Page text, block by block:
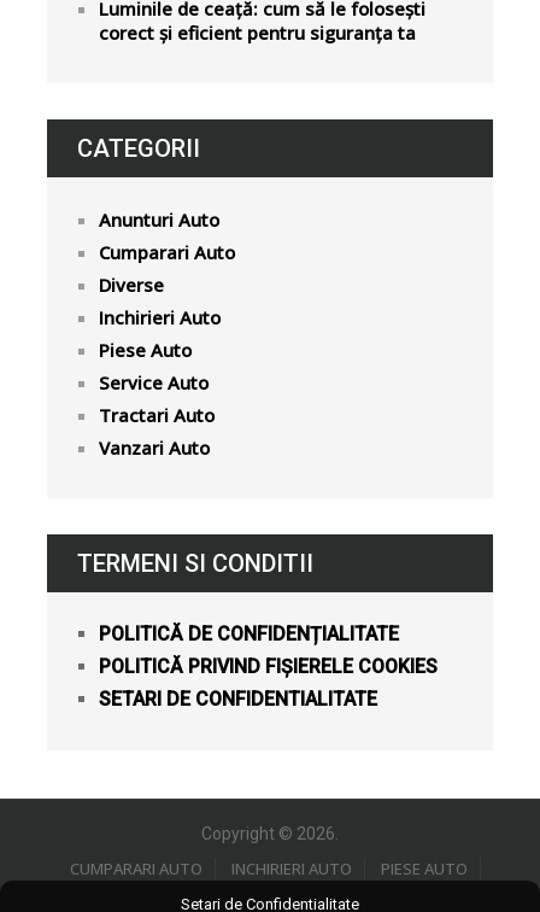
Luminile de ceață: cum să le folosești
corect și eficient pentru siguranța ta
CATEGORII
Anunturi Auto
Cumparari Auto
Diverse
Inchirieri Auto
Piese Auto
Service Auto
Tractari Auto
Vanzari Auto
TERMENI SI CONDITII
POLITICĂ DE CONFIDENȚIALITATE
POLITICĂ PRIVIND FIȘIERELE COOKIES
SETARI DE CONFIDENTIALITATE
Copyright © 2026.
CUMPARARI AUTO INCHIRIERI AUTO
PIESE AUTO
SERVICE AUTO
VANZARI AUTO
Setari de Confidentialitate